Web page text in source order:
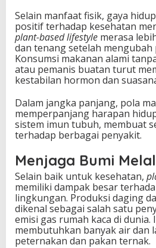
Selain manfaat fisik, gaya
positif terhadap kesehatan
plant-based lifestyle merasa
dan tenang setelah mengubah
Konsumsi makanan alami
atau pemanis buatan turut
kestabilan hormon dan
Dalam jangka panjang, pola
memperpanjang harapan
sistem imun tubuh, membuat
terhadap berbagai penyakit.
Menjaga Bumi
Selain baik untuk kesehatan,
memiliki dampak besar
lingkungan. Produksi daging
dikenal sebagai salah satu
emisi gas rumah kaca di
membutuhkan banyak air dan
peternakan dan pakan ternak.